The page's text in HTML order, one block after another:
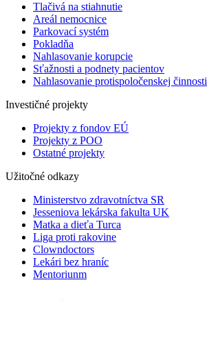
Tlačivá na stiahnutie
Areál nemocnice
Parkovací systém
Pokladňa
Nahlasovanie korupcie
Sťažnosti a podnety pacientov
Nahlasovanie protispoločenskej činnosti
Investičné projekty
Projekty z fondov EÚ
Projekty z POO
Ostatné projekty
Užitočné odkazy
Ministerstvo zdravotníctva SR
Jesseniova lekárska fakulta UK
Matka a dieťa Turca
Liga proti rakovine
Clowndoctors
Lekári bez hraníc
Mentoriunm